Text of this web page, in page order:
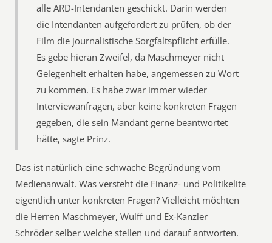
alle ARD-Intendanten geschickt. Darin werden
die Intendanten aufgefordert zu prüfen, ob der
Film die journalistische Sorgfaltspflicht erfülle.
Es gebe hieran Zweifel, da Maschmeyer nicht
Gelegenheit erhalten habe, angemessen zu Wort
zu kommen. Es habe zwar immer wieder
Interviewanfragen, aber keine konkreten Fragen
gegeben, die sein Mandant gerne beantwortet
hätte, sagte Prinz.
Das ist natürlich eine schwache Begründung vom
Medienanwalt. Was versteht die Finanz- und Politikelite
eigentlich unter konkreten Fragen? Vielleicht möchten
die Herren Maschmeyer, Wulff und Ex-Kanzler
Schröder selber welche stellen und darauf antworten.